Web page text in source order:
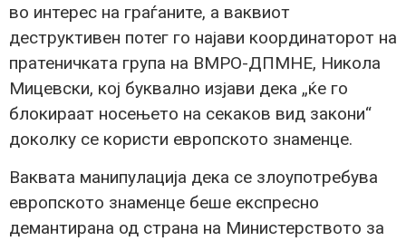
во интерес на граѓаните, а ваквиот
деструктивен потег го најави координаторот на
пратеничката група на ВМРО-ДПМНЕ, Никола
Мицевски, кој буквално изјави дека „ќе го
блокираат носењето на секаков вид закони“
доколку се користи европското знаменце.
Ваквата манипулација дека се злоупотребува
европското знаменце беше експресно
демантирана од страна на Министерството за